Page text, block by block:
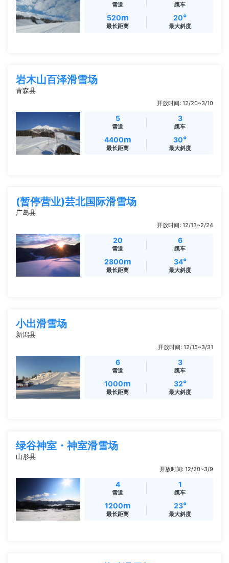
雪道 缆车
520m
最长距离
20°
最大斜度
岩木山百泽滑雪场
青森县
开放时间: 12/20~3/10
5
雪道
3
缆车
4400m
最长距离
30°
最大斜度
(暂停营业)芸北国际滑雪场
广岛县
开放时间: 12/13~2/24
20
雪道
6
缆车
2800m
最长距离
34°
最大斜度
小出滑雪场
新潟县
开放时间: 12/15~3/31
6
雪道
3
缆车
1000m
最长距离
32°
最大斜度
绿谷神室・神室滑雪场
山形县
开放时间: 12/20~3/9
4
雪道
1
缆车
1200m
最长距离
23°
最大斜度